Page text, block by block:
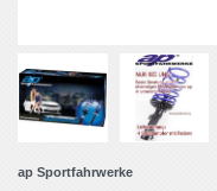
ap Sportfahrwerke